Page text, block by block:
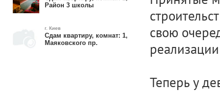
Район 3 школы
г. Киев
Сдам квартиру, комнат: 1,
Маяковского пр.
свою
Теперь у